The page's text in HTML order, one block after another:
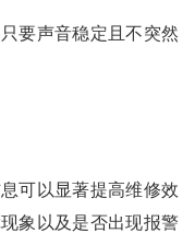
要声音稳定且不突然
可以显著提高维修效
象以及是否出现报警